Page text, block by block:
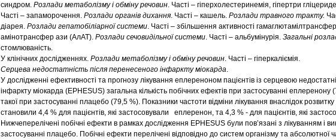
синдром. Розлади метаболізму і обміну речовин. Часті – гіперхолестеринемія, гіпертри
Часті – запаморочення. Розлади органів дихання. Часті – кашель. Розлади травного тракту.
діарея. Розлади гепатобіліарної системи. Часті – збільшення активності
амінотрансфер ази (АлАТ). Розлади сечовидільної системи. Часті – альбумінурія. Загальні
стомлюваність.
У клінічних дослідженнях. Розлади метаболізму і обміну речовин. Часті – гіперкаліємія.
Серцева недостатність після перенесеного інфаркту міокарда.
У дослідженні ефективності та прогнозу лікування еплереноном пацієнтів із серцевою
інфаркту міокарда (EPHESUS) загальна кількість побічних ефектів при застосуванні
такої при застосуванні плацебо (79,5 %). Показники частоти відміни лікування внаслідок
становили 4,4 % для пацієнтів, які застосовували еплеренон, та 4,3 % - для пацієнтів, які
Нижчеперелічені побічні ефекти в рамках дослідження EPHESUS були пов’язані з лікуванням і
застосуванні плацебо. Побічні ефекти перелічені відповідно до систем організму та абсолютної